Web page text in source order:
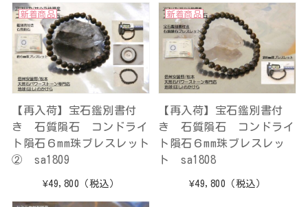
新着商品
【再入荷】宝石鑑別書付
き 石質隕石 コンドライ
ト隕石６mm珠ブレスレット
② sa1809
¥49,800 （税込）
新着商品
【再入荷】宝石鑑別書付
き 石質隕石 コンドライ
ト隕石６mm珠ブレスレッ
ト sa1808
¥49,800 （税込）